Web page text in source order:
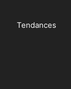
Tendances